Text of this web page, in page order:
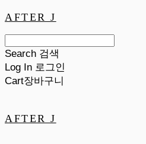
AFTER J
Search 검색
Log In 로그인
Cart장바구니
AFTER J